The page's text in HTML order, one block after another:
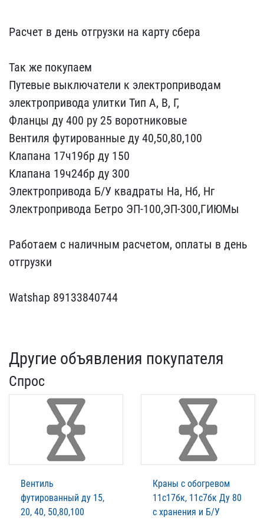
Расчет в день отгруз​ки на карту сбера
Так ж​е покупаем
Путевые выклю​чатели к электроприводам​
электропривода улитки Т​ип А, В, Г,
Фланцы ду 40​0 ру 25 воротниковые
Вен​тиля футированные ду 40​,50,80,100
Клапана 17ч19​бр ду 150
Клапана 19ч24б​р ду 300
Электропривода ​Б/У квадраты На, Нб, Нг
​Электропривода Бетро ЭП-​100,ЭП-300,ГИЮМы
Работа​ем с наличным расчетом, ​оплаты в день
отгрузки
​Watshap 89133840744
Другие объявления покупателя
Спрос
Вентиль
футированный ду 15,
20, 40, 50,80,100
Краны с обогревом
11с17бк, 11с7бк Ду 80
с хранения и Б/У